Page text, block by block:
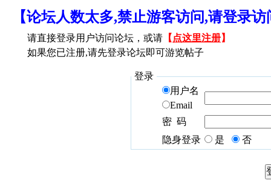
【论坛人数太多,禁止游客访问,请登录
请直接登录用户访问论坛，或请 【 点这里注册】
如果您已注册,请先登录论坛即可游览帖子
登录
用户名
Email
密 码
隐身登录
是 否